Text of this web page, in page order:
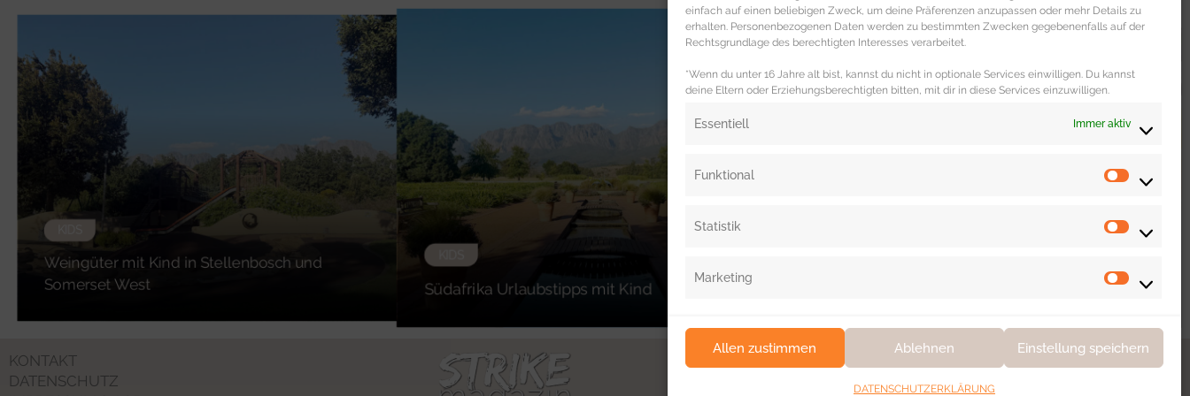
einfach auf einen beliebigen Zweck, um deine Präferenzen anzupassen oder mehr Details zu
erhalten. Personenbezogenen Daten werden zu bestimmten Zwecken gegebenenfalls auf der
Rechtsgrundlage des berechtigten Interesses verarbeitet.
*Wenn du unter 16 Jahre alt bist, kannst du nicht in optionale Services einwilligen. Du kannst
deine Eltern oder Erziehungsberechtigten bitten, mit dir in diese Services einzuwilligen.
Essentiell Immer aktiv
Funktional
Statistik
Marketing
Allen zustimmen Ablehnen Einstellung speichern
DATENSCHUTZERKLÄRUNG
Weingüter mit Kind in Stellenbosch und
Somerset West
Südafrika Urlaubstipps mit Kind
KONTAKT
DATENSCHUTZ